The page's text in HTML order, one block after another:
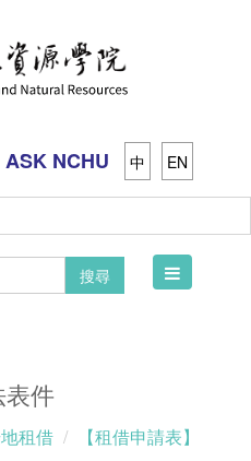
ASK NCHU 中 EN
搜尋
Toggle
件
租借 【租借申請表】